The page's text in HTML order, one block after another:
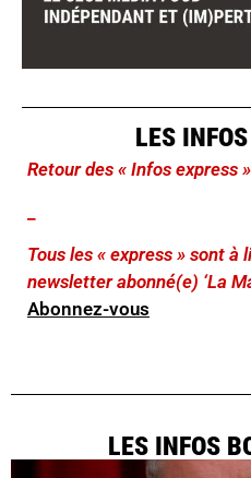
LES
Retour des « Infos express
Tous les « express » sont
newsletter abonné(e) ‘La
Abonnez-vous
LES INFOS